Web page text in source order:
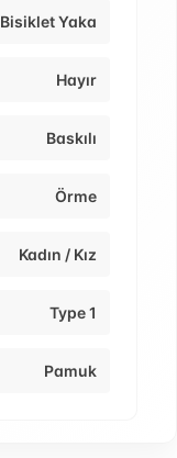
Bisiklet Yaka
Hayır
Baskılı
Örme
Kadın / Kız
Type 1
Pamuk